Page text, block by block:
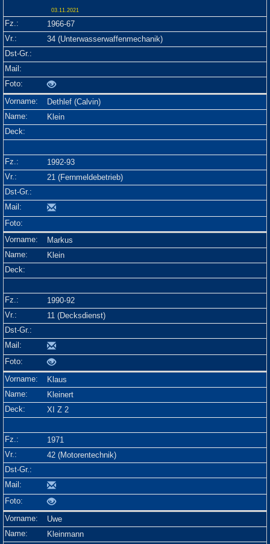
03.11.2021
1966-67
34 (Unterwasserwaffenmechanik)
Dethlef (Calvin)
Klein
1992-93
21 (Fernmeldebetrieb)
Markus
Klein
1990-92
11 (Decksdienst)
Klaus
Kleinert
XI Z 2
1971
42 (Motorentechnik)
Uwe
Kleinmann